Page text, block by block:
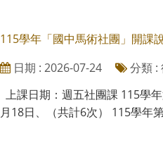
115學年「國中馬術社團」開課
日期 : 2026-07-24
分類 :
上課日期：週五社團課 115學
月18日、（共計6次） 115學年